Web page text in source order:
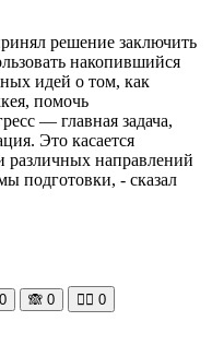
решение заключить
накопившийся
идей о том, как
помочь
— главная задача,
Это касается
направлений
подготовки, - сказал
0 🙈 0 🧘‍♀️ 0